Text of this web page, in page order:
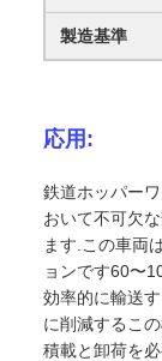
製造基準
応用:
鉄道ホッパー
おいて不可欠
ます.この車両
ョンです60〜
効率的に輸送
に削減するこ
積載と卸荷を